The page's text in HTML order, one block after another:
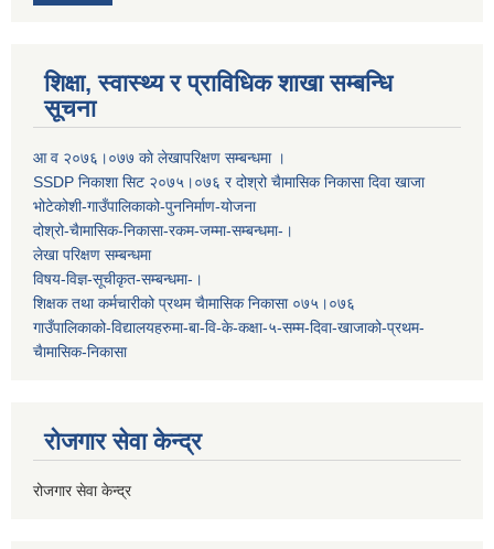
शिक्षा, स्वास्थ्य र प्राविधिक शाखा सम्बन्धि
सूचना
आ व २०७६।०७७ काे लेखापरिक्षण सम्बन्धमा ।
SSDP निकाशा सिट २०७५।०७६ र दोश्रो चैामासिक निकासा दिवा खाजा
भोटेकोशी-गाउँपालिकाको-पुननिर्माण-योजना
दोश्रो-चैामासिक-निकासा-रकम-जम्मा-सम्बन्धमा-।
लेखा परिक्षण सम्बन्धमा
विषय-विज्ञ-सूचीकृत-सम्बन्धमा-।
शिक्षक तथा कर्मचारीको प्रथम च‌ैामासिक निकासा ०७५।०७६
गाउँपालिकाको-विद्यालयहरुमा-बा-वि-के-कक्षा-५-सम्म-दिवा-खाजाको-प्रथम-
चैामासिक-निकासा
रोजगार सेवा केन्द्र
रोजगार सेवा केन्द्र